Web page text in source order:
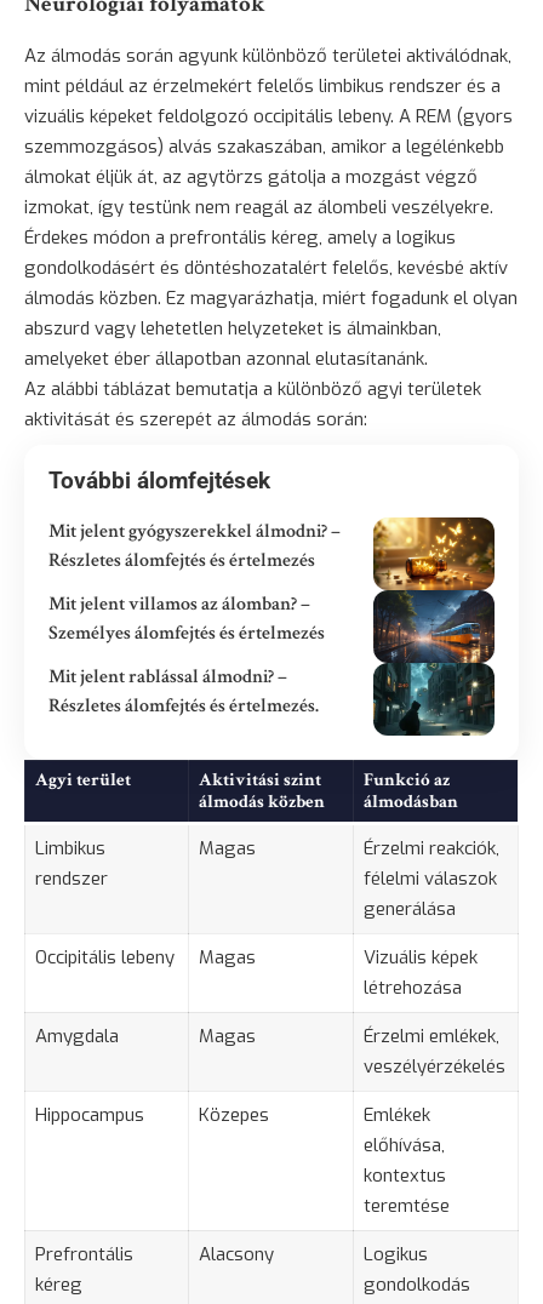
Az álmodás során agyunk különböző területei aktiválódnak,
mint például az érzelmekért felelős limbikus rendszer és a
vizuális képeket feldolgozó occipitális lebeny. A REM (gyors
szemmozgásos) alvás szakaszában, amikor a legélénkebb
álmokat éljük át, az agytörzs gátolja a mozgást végző
izmokat, így testünk nem reagál az álombeli veszélyekre.
Érdekes módon a prefrontális kéreg, amely a logikus
gondolkodásért és döntéshozatalért felelős, kevésbé aktív
álmodás közben. Ez magyarázhatja, miért fogadunk el olyan
abszurd vagy lehetetlen helyzeteket is álmainkban,
amelyeket éber állapotban azonnal elutasítanánk.
Az alábbi táblázat bemutatja a különböző agyi területek
aktivitását és szerepét az álmodás során:
További álomfejtések
Mit jelent gyógyszerekkel álmodni? –
Részletes álomfejtés és értelmezés
Mit jelent villamos az álomban? –
Személyes álomfejtés és értelmezés
Mit jelent rablással álmodni? –
Részletes álomfejtés és értelmezés.
Agyi terület
Aktivitási szint
álmodás közben
Funkció az
álmodásban
Limbikus
rendszer
Magas
Érzelmi reakciók,
félelmi válaszok
generálása
Occipitális lebeny
Magas
Vizuális képek
létrehozása
Amygdala
Magas
Érzelmi emlékek,
veszélyérzékelés
Hippocampus
Közepes
Emlékek
előhívása,
kontextus
teremtése
Prefrontális
kéreg
Alacsony
Logikus
gondolkodás